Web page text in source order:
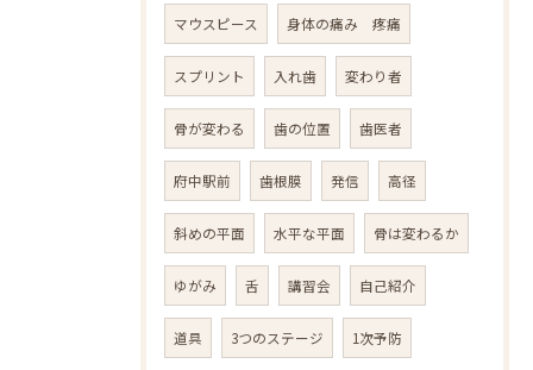
マウスピース 身体の痛み 疼痛
スプリント 入れ歯 変わり者
骨が変わる 歯の位置 歯医者
府中駅前 歯根膜 発信 高径
斜めの平面 水平な平面 骨は変わるか
ゆがみ 舌 講習会 自己紹介
道具 3つのステージ 1次予防